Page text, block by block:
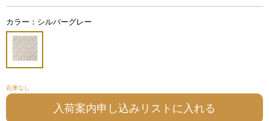
カラー：シルバーグレー
在庫なし